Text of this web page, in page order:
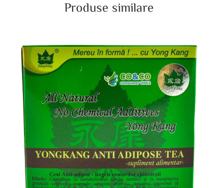
Produse similare